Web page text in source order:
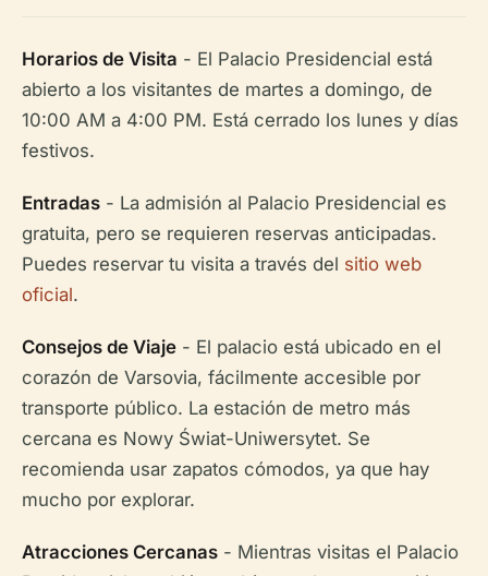
Horarios de Visita - El Palacio Presidencial está
abierto a los visitantes de martes a domingo, de
10:00 AM a 4:00 PM. Está cerrado los lunes y días
festivos.
Entradas - La admisión al Palacio Presidencial es
gratuita, pero se requieren reservas anticipadas.
Puedes reservar tu visita a través del sitio web
oficial.
Consejos de Viaje - El palacio está ubicado en el
corazón de Varsovia, fácilmente accesible por
transporte público. La estación de metro más
cercana es Nowy Świat-Uniwersytet. Se
recomienda usar zapatos cómodos, ya que hay
mucho por explorar.
Atracciones Cercanas - Mientras visitas el Palacio